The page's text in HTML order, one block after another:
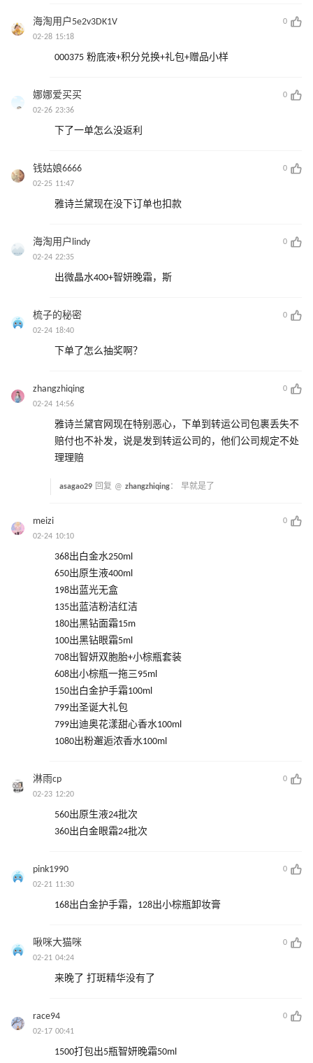
海淘用户5e2v3DK1V
0
02-28 15:18
000375 粉底液+积分兑换+礼包+赠品小样
娜娜爱买买
0
02-26 23:36
下了一单怎么没返利
钱姑娘6666
0
02-25 11:47
雅诗兰黛现在没下订单也扣款
海淘用户lindy
0
02-24 22:35
出微晶水400+智妍晚霜，斯
梳子的秘密
0
02-24 18:40
下单了怎么抽奖啊？
zhangzhiqing
0
02-24 14:56
雅诗兰黛官网现在特别恶心，下单到转运公司包裹丢失不
赔付也不补发，说是发到转运公司的，他们公司规定不处
理理赔
asagao29 回复 @ zhangzhiqing： 早就是了
meizi
0
02-24 10:10
368出白金水250ml
650出原生液400ml
198出蓝光无盒
135出蓝洁粉洁红洁
180出黑钻面霜15m
100出黑钻眼霜5ml
708出智妍双胞胎+小棕瓶套装
608出小棕瓶一拖三95ml
150出白金护手霜100ml
799出圣诞大礼包
799出迪奥花漾甜心香水100ml
1080出粉邂逅浓香水100ml
淋雨cp
0
02-23 12:20
560出原生液24批次
360出白金眼霜24批次
pink1990
0
02-21 11:30
168出白金护手霜，128出小棕瓶卸妆膏
啾咪大猫咪
0
02-21 04:24
来晚了 打斑精华没有了
race94
0
02-17 00:41
1500打包出5瓶智妍晚霜50ml